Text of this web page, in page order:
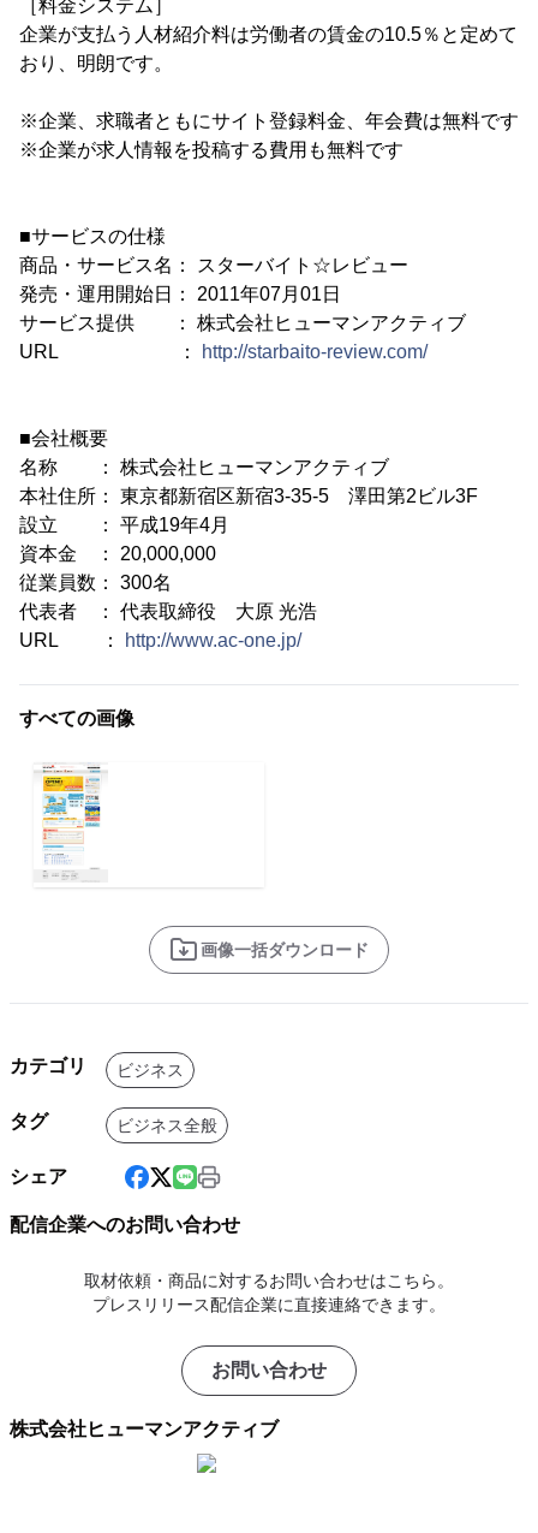
［料金システム］
企業が支払う人材紹介料は労働者の賃金の10.5％と定めて
おり、明朗です。
※企業、求職者ともにサイト登録料金、年会費は無料です
※企業が求人情報を投稿する費用も無料です
■サービスの仕様
商品・サービス名： スターバイト☆レビュー
発売・運用開始日： 2011年07月01日
サービス提供 ： 株式会社ヒューマンアクティブ
URL ：
http://starbaito-review.com/
■会社概要
名称 ： 株式会社ヒューマンアクティブ
本社住所： 東京都新宿区新宿3-35-5 澤田第2ビル3F
設立 ： 平成19年4月
資本金 ： 20,000,000
従業員数： 300名
代表者 ： 代表取締役 大原 光浩
URL ：
http://www.ac-one.jp/
すべての画像
画像一括ダウンロード
カテゴリ ビジネス
タグ ビジネス全般
シェア
配信企業へのお問い合わせ
取材依頼・商品に対するお問い合わせはこちら。
プレスリリース配信企業に直接連絡できます。
お問い合わせ
株式会社ヒューマンアクティブ